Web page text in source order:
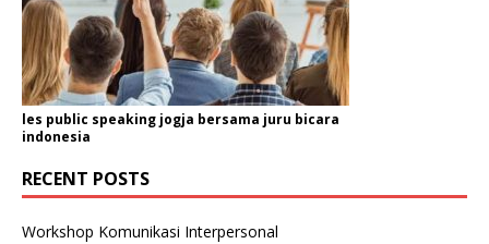
les public speaking jogja bersama juru bicara
indonesia
RECENT POSTS
Workshop Komunikasi Interpersonal